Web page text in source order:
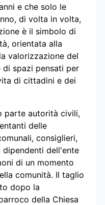
e che solo le
di volta in volta,
è il simbolo di
orientata alla
valorizzazione del
di spazi pensati per
di cittadini e dei
parte autorità civili,
delle
consiglieri,
dipendenti dell'ente
di un momento
comunità. Il taglio
dopo la
della Chiesa